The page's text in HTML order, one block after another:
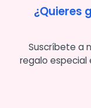
¿Quieres
Suscríbete a
regalo especial